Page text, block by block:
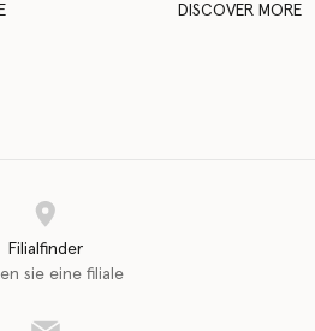
DISCOVER MORE
Filialfinder
sie eine filiale